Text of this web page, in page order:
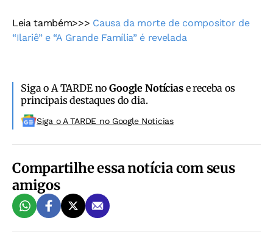
Leia também>>> Causa da morte de compositor de
“Ilariê” e “A Grande Família” é revelada
Siga o A TARDE noGoogle Notíciase receba os
principais destaques do dia.
Siga o A TARDE no Google Noticias
Compartilhe essa notícia com seus
amigos